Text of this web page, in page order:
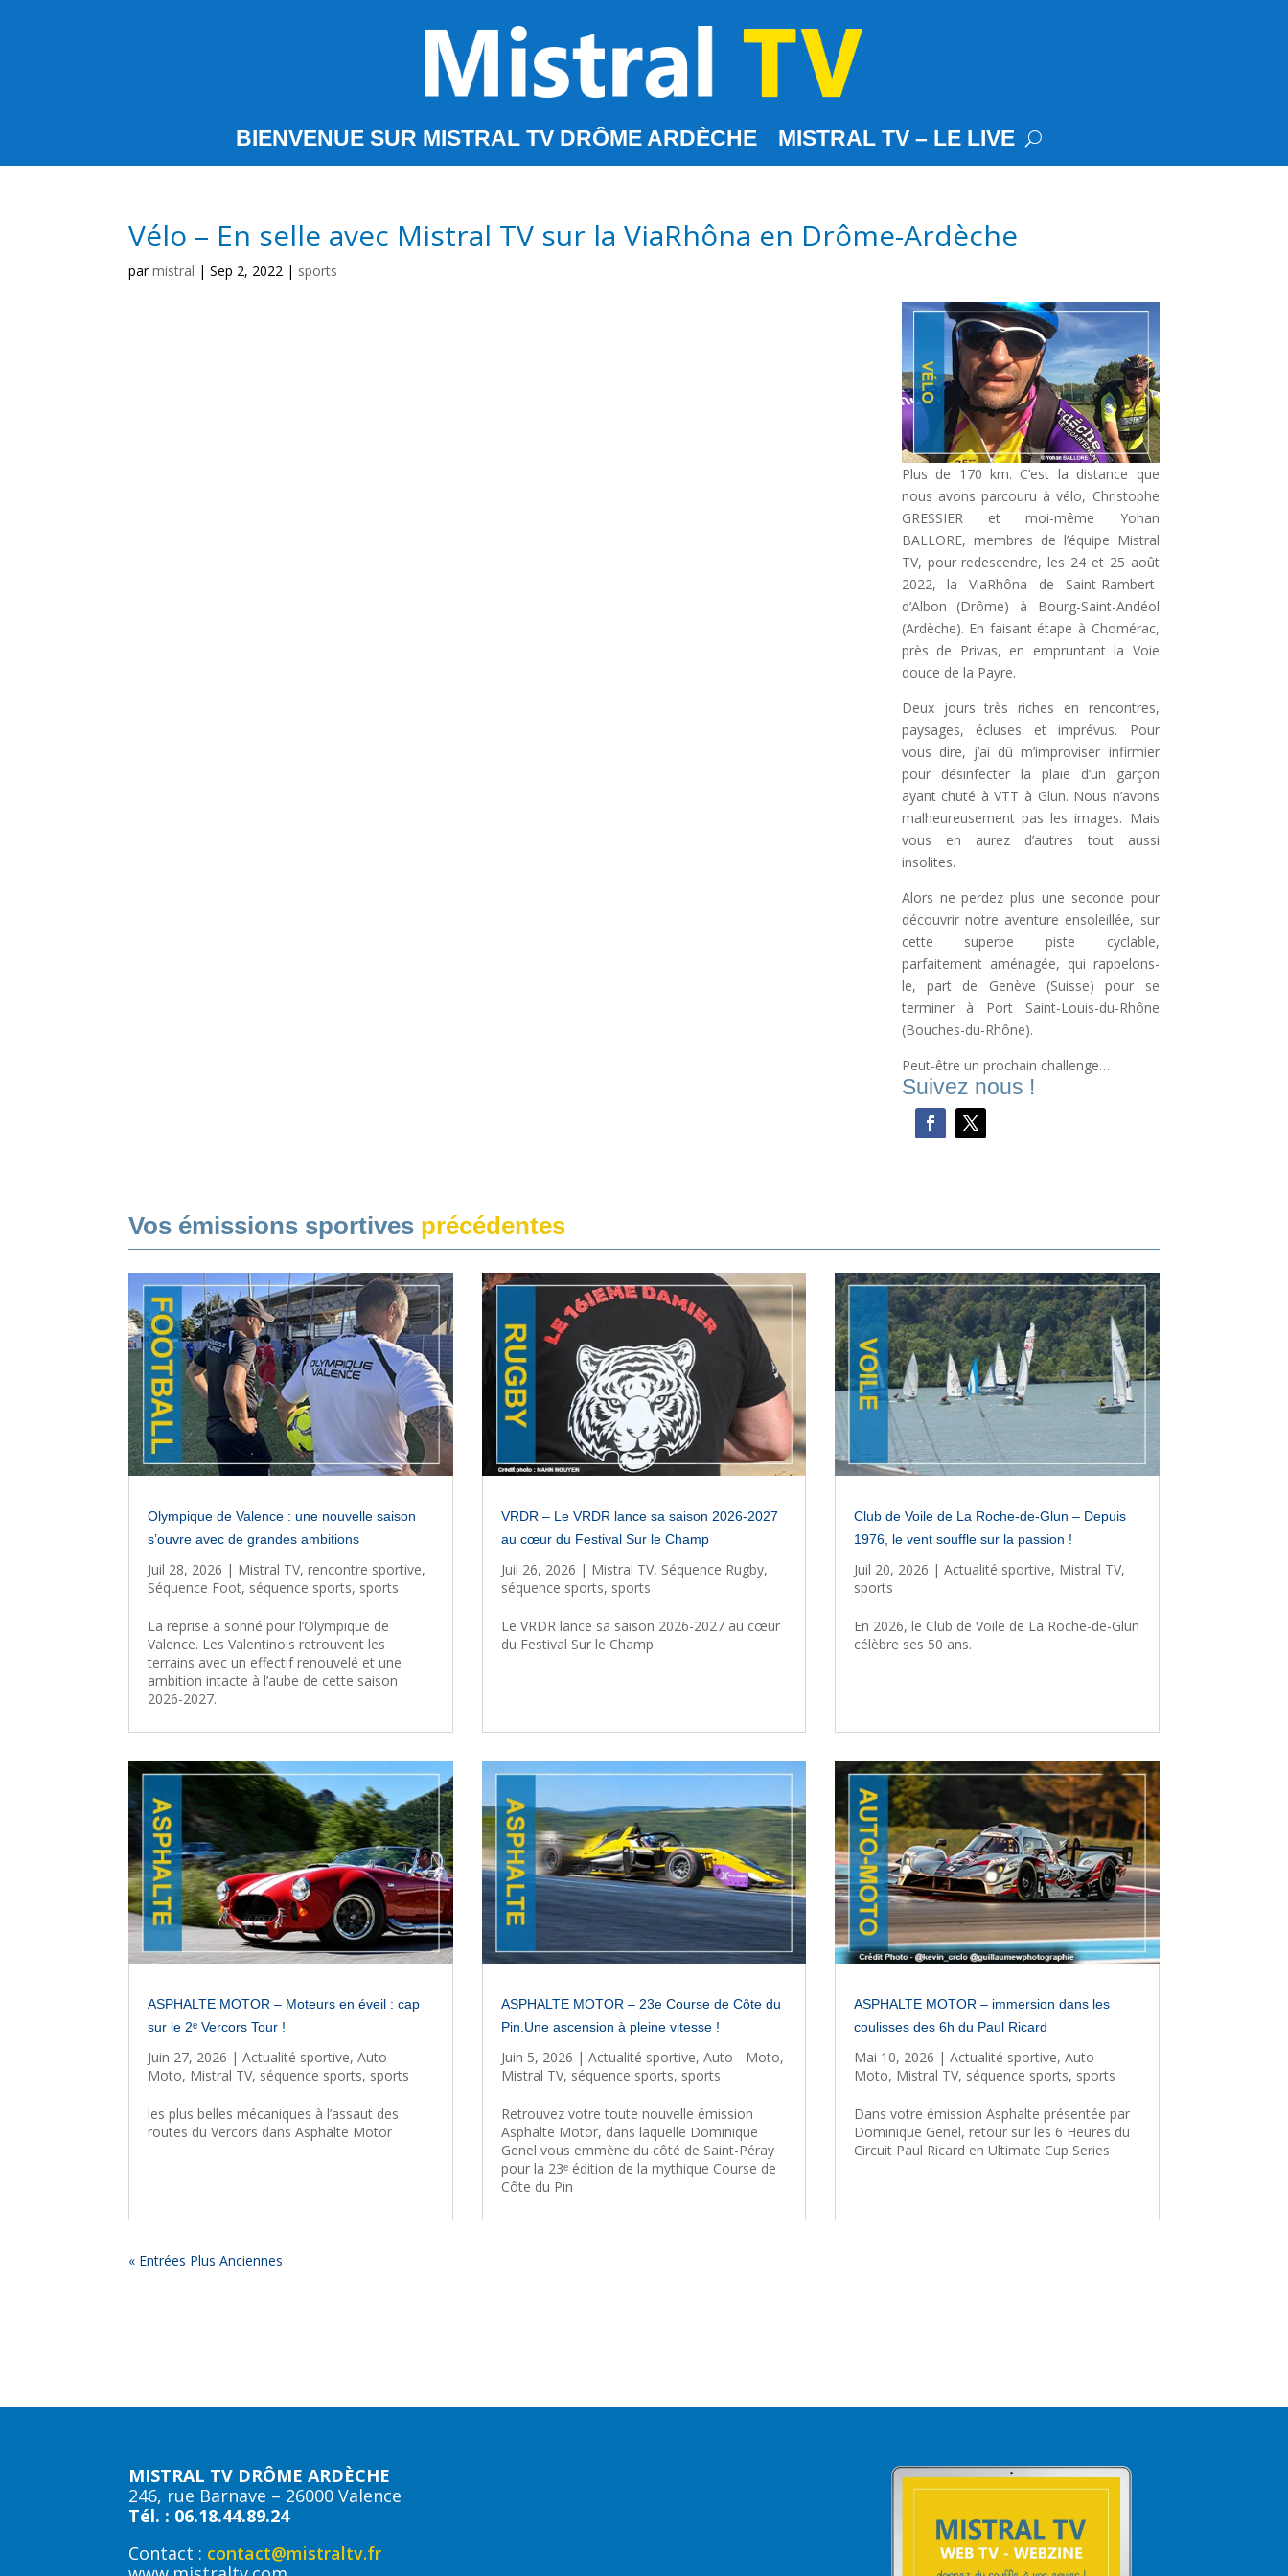
BIENVENUE SUR MISTRAL TV DRÔME ARDÈCHE MISTRAL TV – LE LIVE
Vélo – En selle avec Mistral TV sur la ViaRhôna en Drôme-Ardèche
parmistral |Sep 2, 2022 | sports
Plus de 170 km. C’est la distance que
nous avons parcouru à vélo, Christophe
GRESSIER et moi-même Yohan
BALLORE, membres de l’équipe Mistral
TV, pour redescendre, les 24 et 25 août
2022, la ViaRhôna de Saint-Rambert-
d’Albon (Drôme) à Bourg-Saint-Andéol
(Ardèche). En faisant étape à Chomérac,
près de Privas, en empruntant la Voie
douce de la Payre.
Deux jours très riches en rencontres,
paysages, écluses et imprévus. Pour
vous dire, j’ai dû m’improviser infirmier
pour désinfecter la plaie d’un garçon
ayant chuté à VTT à Glun. Nous n’avons
malheureusement pas les images. Mais
vous en aurez d’autres tout aussi
insolites.
Alors ne perdez plus une seconde pour
découvrir notre aventure ensoleillée, sur
cette superbe piste cyclable,
parfaitement aménagée, qui rappelons-
le, part de Genève (Suisse) pour se
terminer à Port Saint-Louis-du-Rhône
(Bouches-du-Rhône).
Peut-être un prochain challenge…
Suivez nous !
Vos émissions sportives précédentes
Olympique de Valence : une nouvelle saison
s’ouvre avec de grandes ambitions
Juil 28, 2026 | Mistral TV,rencontre sportive,
Séquence Foot, séquence sports, sports
La reprise a sonné pour l’Olympique de
Valence. Les Valentinois retrouvent les
terrains avec un effectif renouvelé et une
ambition intacte à l’aube de cette saison
2026-2027.
VRDR – Le VRDR lance sa saison 2026-2027
au cœur du Festival Sur le Champ
Juil 26, 2026 | Mistral TV, Séquence Rugby,
séquence sports, sports
Le VRDR lance sa saison 2026-2027 au cœur
du Festival Sur le Champ
Club de Voile de La Roche-de-Glun – Depuis
1976, le vent souffle sur la passion !
Juil 20, 2026 |Actualité sportive, Mistral TV,
sports
En 2026, le Club de Voile de La Roche-de-Glun
célèbre ses 50 ans.
ASPHALTE MOTOR – Moteurs en éveil : cap
sur le 2ᵉ Vercors Tour !
Juin 27, 2026 |Actualité sportive,Auto -
Moto, Mistral TV, séquence sports, sports
les plus belles mécaniques à l’assaut des
routes du Vercors dans Asphalte Motor
ASPHALTE MOTOR – 23e Course de Côte du
Pin.Une ascension à pleine vitesse !
Juin 5, 2026 | Actualité sportive, Auto - Moto,
Mistral TV, séquence sports, sports
Retrouvez votre toute nouvelle émission
Asphalte Motor, dans laquelle Dominique
Genel vous emmène du côté de Saint-Péray
pour la 23ᵉ édition de la mythique Course de
Côte du Pin
ASPHALTE MOTOR – immersion dans les
coulisses des 6h du Paul Ricard
Mai 10, 2026 |Actualité sportive,Auto -
Moto, Mistral TV, séquence sports, sports
Dans votre émission Asphalte présentée par
Dominique Genel, retour sur les 6 Heures du
Circuit Paul Ricard en Ultimate Cup Series
« Entrées Plus Anciennes
MISTRAL TV DRÔME ARDÈCHE
246, rue Barnave – 26000 Valence
Tél. : 06.18.44.89.24
Contact : contact@mistraltv.fr